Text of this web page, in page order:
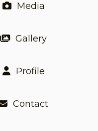
Media
Gallery
Profile
Contact